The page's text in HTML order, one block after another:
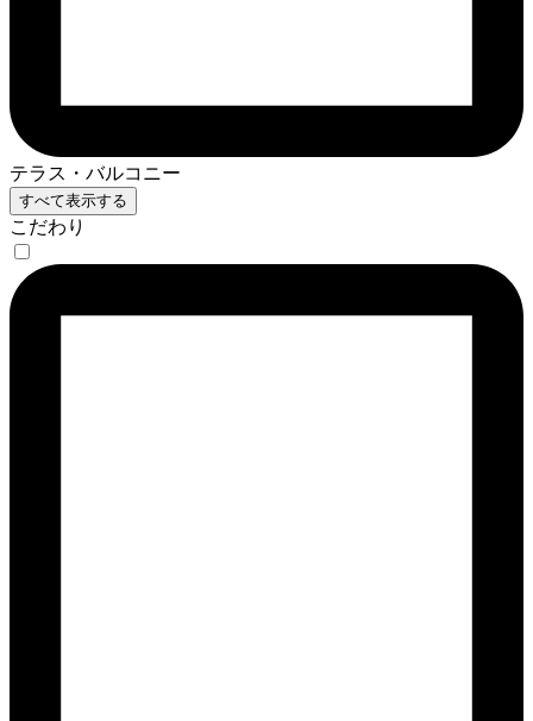
テラス・バルコニー
すべて表示する
こだわり